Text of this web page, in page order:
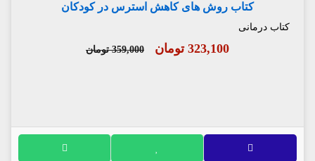
کتاب روش های کاهش استرس در کودکان
کتاب درمانی
323,100 تومان 359,000 تومان